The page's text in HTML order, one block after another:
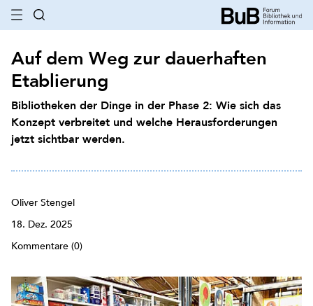
Auf dem Weg zur dauerhaften
Etablierung
Bibliotheken der Dinge in der Phase 2: Wie sich das
Konzept verbreitet und welche Herausforderungen
jetzt sichtbar werden.
Oliver Stengel
18. Dez. 2025
Kommentare (0)